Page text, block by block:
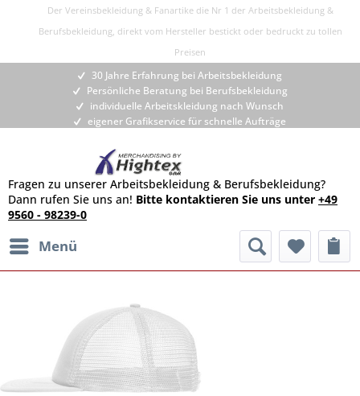
Der Vereinsbekleidung & Fanartike die Nr 1 der Arbeitsbekleidung &
Berufsbekleidung, direkt vom Hersteller bestickt oder bedruckt zu tollen
Preisen
30 Jahre Erfahrung bei Arbeitsbekleidung
Persönliche Beratung bei Berufsbekleidung
individuelle Arbeitskleidung nach Wunsch
eigener Grafikservice für schnelle Aufträge
Fragen zu unserer Arbeitsbekleidung & Berufsbekleidung?
Dann rufen Sie uns an! Bitte kontaktieren Sie uns unter +49
9560 - 98239-0
Menü